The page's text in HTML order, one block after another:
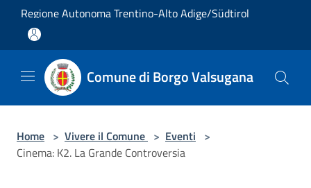
Salta al contenuto principale
Regione Autonoma Trentino-Alto Adige/Südtirol
Comune di Borgo Valsugana
Home > Vivere il Comune > Eventi >
Cinema: K2. La Grande Controversia